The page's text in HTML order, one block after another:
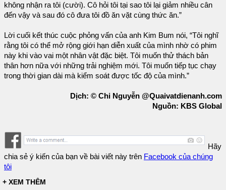
không nhận ra tôi (cười). Cô hỏi tôi tại sao tôi lại giảm nhiều cân
đến vậy và sau đó cô đưa tôi đồ ăn vặt cùng thức ăn.”
Lời cuối kết thúc cuộc phỏng vấn của anh Kim Bum nói, “Tôi nghĩ
rằng tôi có thể mở rộng giới hạn diễn xuất của mình nhờ có phim
này khi vào vai một nhân vật đặc biệt. Tôi muốn thử thách bản
thân hơn nữa với những trải nghiệm mới. Tôi muốn tiếp tục chạy
trong thời gian dài mà kiểm soát được tốc độ của mình.”
Dịch: © Chi Nguyễn @Quaivatdienanh.com
Nguồn: KBS Global
Hãy
chia sẻ ý kiến của bạn về bài viết này trên Facebook của chúng
tôi
+ XEM THÊM